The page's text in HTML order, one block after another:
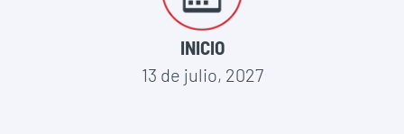
INICIO
13 de julio, 2027